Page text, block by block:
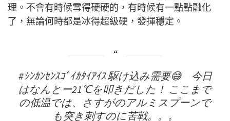
理。不會有時候雪得硬硬的，有時候有一點點融化
了，無論何時都是冰得超級硬，發揮穩定。
#ｼﾝｶﾝｾﾝｽｺﾞｲｶﾀｲｱｲｽ駆け込み需要😅 今日
はなんとー21℃を叩きだした！ ここまで
の低温では、さすがのアルミスプーンで
も突き刺すのに苦戦。。。